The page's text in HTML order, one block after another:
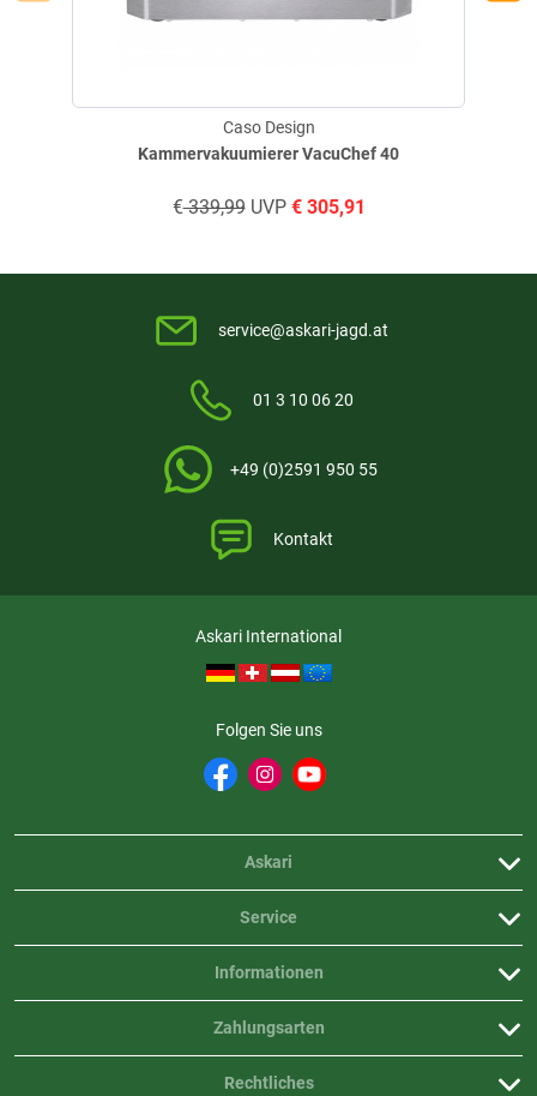
Gerät und Zubehör
Spannung: 230 V/50 Hz
Drehzahl: bis zu 22.000 U/min
Pürierstablänge: 140 mm
Edelstahl-Pürierstab
Edelstahl-Fleischmesser
Abnehmbarer Pürierstab
Überhitzungsschutz
Abnehmbare Teile ermöglichen einfache und schnelle Reinigung
Kammervakuumierer VacuChef 40
Caso Design
€339,99UVP €305,91
service@askari-jagd.at
01 3 10 06 20
+49 (0)2591 950 55
Kontakt
Askari International
Folgen Sie uns
Askari
Service
Informationen
Rechtliches
Zahlungsarten